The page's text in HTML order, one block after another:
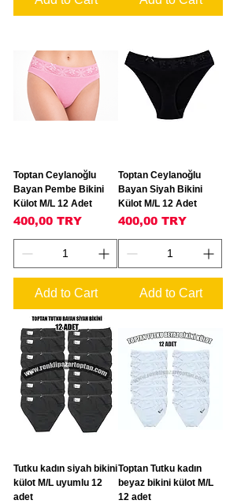
Toptan Ceylanoğlu
Bayan Pembe Bikini
Külot M/L 12 Adet
Price
400,00 TRY
Add to Cart
Toptan Ceylanoğlu
Bayan Siyah Bikini
Külot M/L 12 Adet
Price
400,00 TRY
Add to Cart
Tutku kadın siyah bikini
külot M/L uyumlu 12
adet
Toptan Tutku kadın
beyaz bikini külot M/L
12 adet